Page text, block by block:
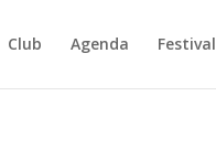
Club Agenda Festival